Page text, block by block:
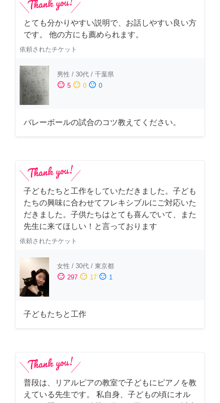
とても分かりやすい説明で、お話しやすい良い方
です。 他の方にも薦められます。
依頼されたチケット
男性 / 30代 / 千葉県
sentiment_satisfied 5 sentiment_neutral 0 sentiment_dissatisfied 0
バレーボールの試合のコツ教えてください。
子どもたちと工作をしていただきました。子ども
たちの興味に合わせてフレキシブルにご対応いた
だきました。子供たちはとても喜んでいて、また
先生に来てほしい！と言っております
依頼されたチケット
女性 / 30代 / 東京都
sentiment_satisfied 297 sentiment_neutral 17 sentiment_dissatisfied 1
子どもたちと工作
普段は、リアルピアの教室で子どもにピアノを教
えている先生です。 私自身、子どもの頃にオル